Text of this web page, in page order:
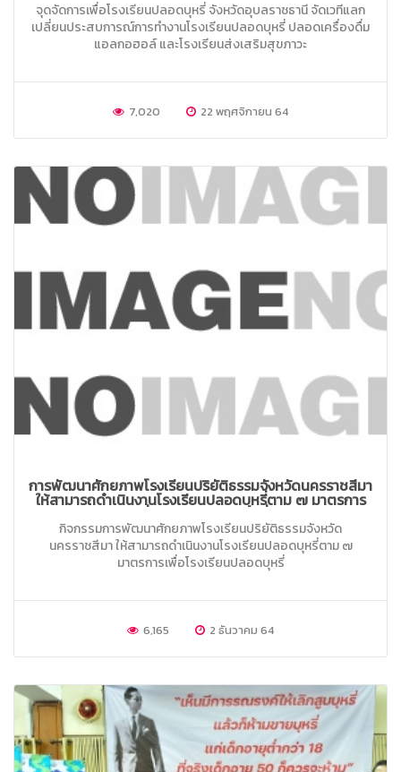
จุดจัดการเพื่อโรงเรียนปลอดบุหรี่ จังหวัดอุบลราชธานี จัดเวทีแลก
เปลี่ยนประสบการณ์การทำงานโรงเรียนปลอดบุหรี่ ปลอดเครื่องดื่ม
แอลกอฮอล์ และโรงเรียนส่งเสริมสุขภาวะ
7,020 22 พฤศจิกายน 64
การพัฒนาศักยภาพโรงเรียนปริยัติธรรมจังหวัดนครราชสีมา
ให้สามารถดำเนินงานโรงเรียนปลอดบุหรี่ตาม ๗ มาตรการ
กิจกรรมการพัฒนาศักยภาพโรงเรียนปริยัติธรรมจังหวัด
นครราชสีมา ให้สามารถดำเนินงานโรงเรียนปลอดบุหรี่ตาม ๗
มาตรการเพื่อโรงเรียนปลอดบุหรี่
6,165 2 ธันวาคม 64